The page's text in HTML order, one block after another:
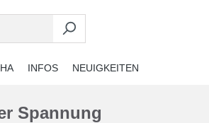
INFOS NEUIGKEITEN
Spannung